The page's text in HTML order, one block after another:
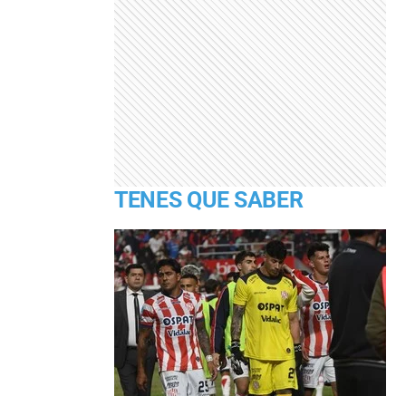
TENES QUE SABER